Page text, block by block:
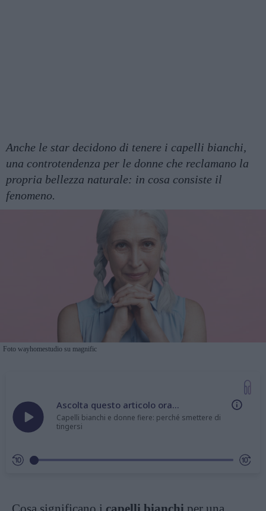
Anche le star decidono di tenere i capelli bianchi,
una controtendenza per le donne che reclamano la
propria bellezza naturale: in cosa consiste il
fenomeno.
Foto wayhomestudio su magnific
Ascolta questo articolo ora...
Capelli bianchi e donne fiere: perché smettere di
tingersi